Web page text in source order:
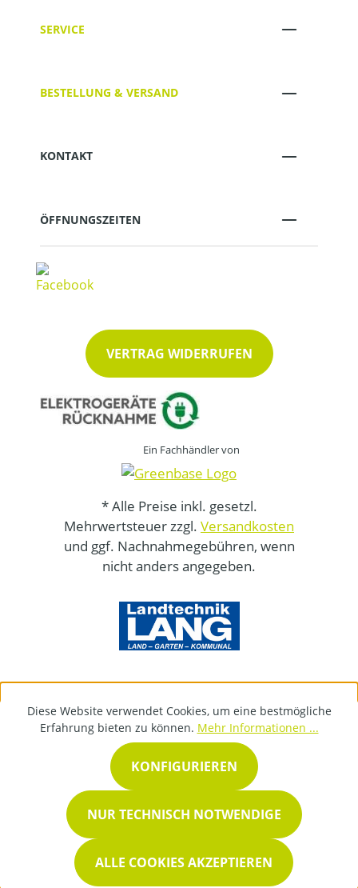
SERVICE
BESTELLUNG & VERSAND
KONTAKT
ÖFFNUNGSZEITEN
VERTRAG WIDERRUFEN
Ein Fachhändler von
* Alle Preise inkl. gesetzl.
Mehrwertsteuer zzgl. Versandkosten
und ggf. Nachnahmegebühren, wenn
nicht anders angegeben.
Diese Website verwendet Cookies, um eine bestmögliche
Erfahrung bieten zu können. Mehr Informationen ...
NUR TECHNISCH NOTWENDIGE
KONFIGURIEREN
ALLE COOKIES AKZEPTIEREN